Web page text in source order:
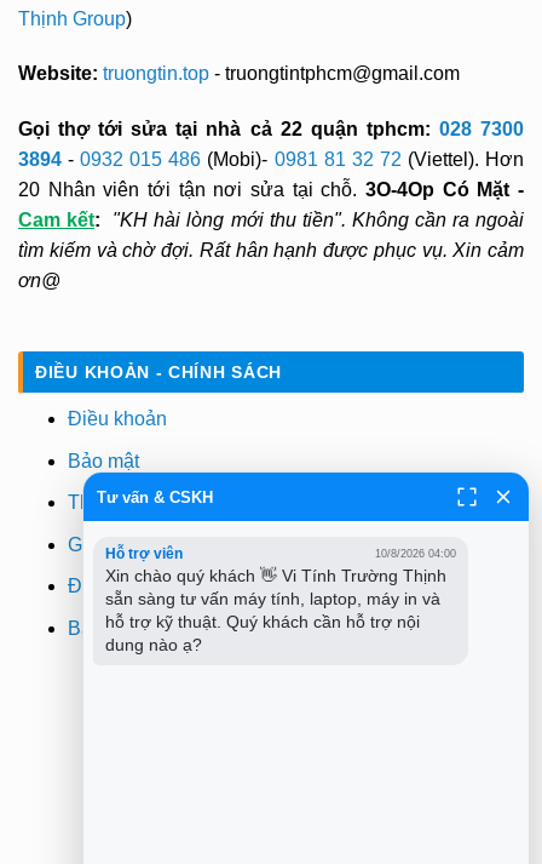
Thịnh Group)
Website: truongtin.top - truongtintphcm@gmail.com
Gọi thợ tới sửa tại nhà cả 22 quận tphcm: 028 7300
3894-0932 015 486 (Mobi)- 0981 81 32 72 (Viettel). Hơn
20 Nhân viên tới tận nơi sửa tại chỗ. 3O-4Op Có Mặt -
Cam kết:
"KH hài lòng mới thu tiền". Không cần ra ngoài
tìm kiếm và chờ đợi. Rất hân hạnh được phục vụ. Xin cảm
ơn@
ĐIỀU KHOẢN - CHÍNH SÁCH
Điều khoản
Bảo mật
Thanh toán
Giao hàng
Đổi trả
Bảo hành
Tư vấn & CSKH
Hỗ trợ viên 10/8/2026 04:00
Xin chào quý khách 👋 Vi Tính Trường Thịnh
sẵn sàng tư vấn máy tính, laptop, máy in và
hỗ trợ kỹ thuật. Quý khách cần hỗ trợ nội
dung nào ạ?